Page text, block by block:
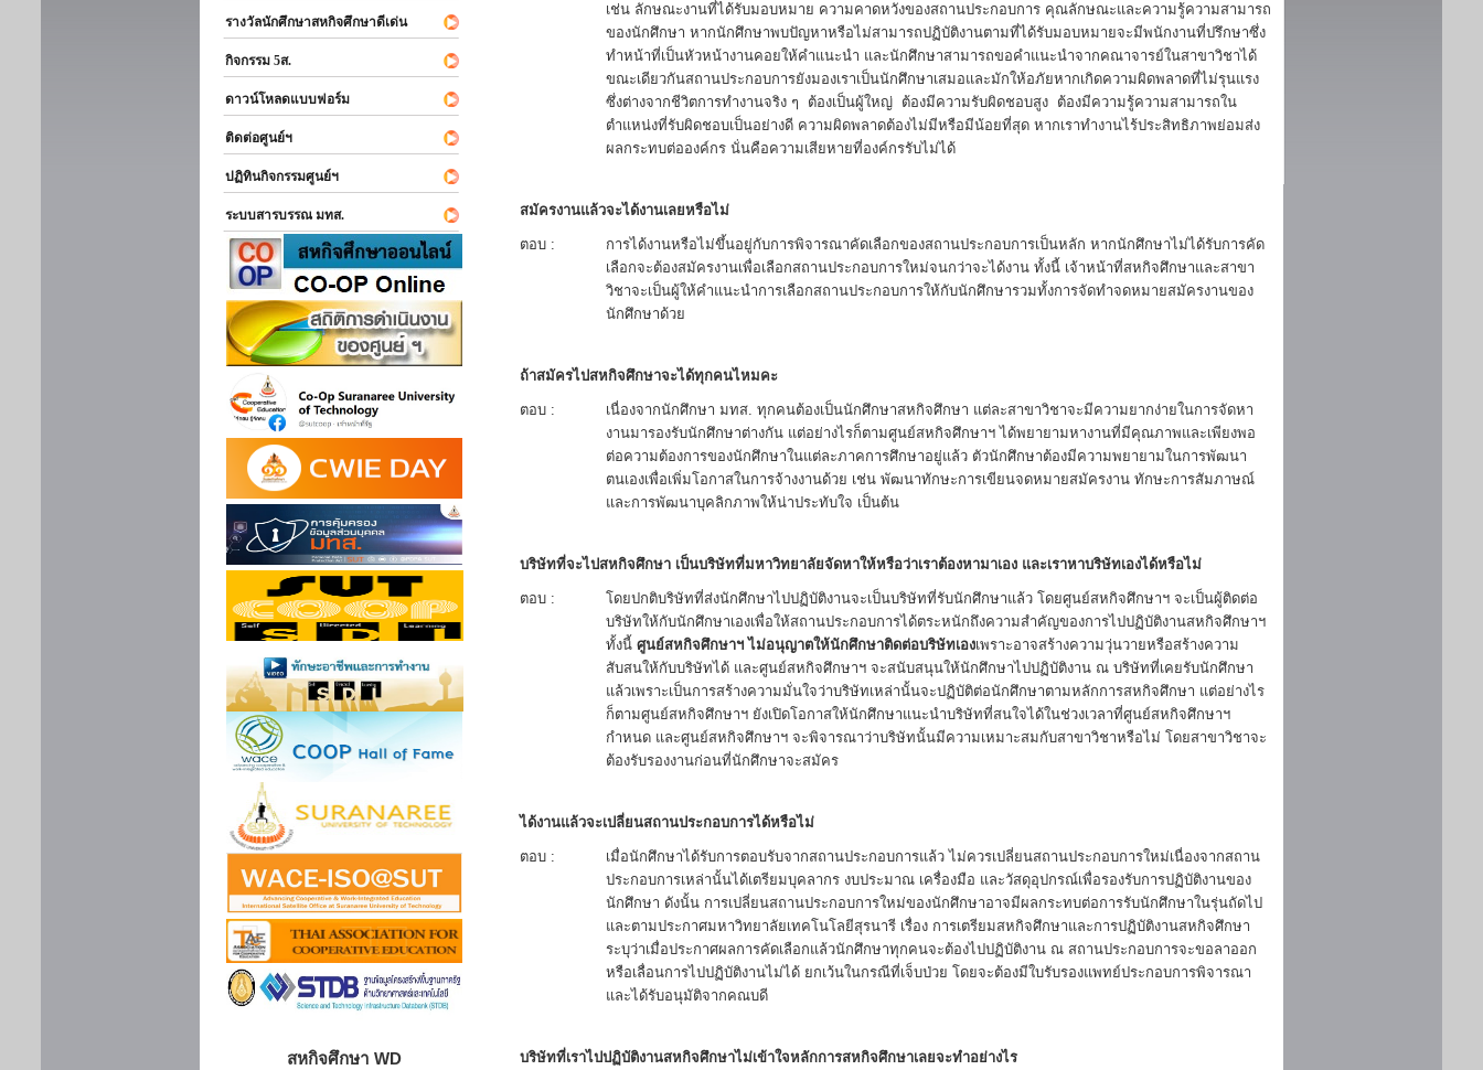
รางวัลนักศึกษาสหกิจศึกษาดีเด่น
กิจกรรม 5ส.
ดาวน์โหลดแบบฟอร์ม
ติดต่อศูนย์ฯ
ปฏิทินกิจกรรมศูนย์ฯ
ระบบสารบรรณ มทส.
สหกิจศึกษา WD
เช่น ลักษณะงานที่ได้รับมอบหมาย ความคาดหวังของสถานประกอบการ คุณลักษณะและความรู้ความสามารถ
ของนักศึกษา หากนักศึกษาพบปัญหาหรือไม่สามารถปฏิบัติงานตามที่ได้รับมอบหมายจะมีพนักงานที่ปรึกษาซึ่ง
ทำหน้าที่เป็นหัวหน้างานคอยให้คำแนะนำ และนักศึกษาสามารถขอคำแนะนำจากคณาจารย์ในสาขาวิชาได้
ขณะเดียวกันสถานประกอบการยังมองเราเป็นนักศึกษาเสมอและมักให้อภัยหากเกิดความผิดพลาดที่ไม่รุนแรง
ซึ่งต่างจากชีวิตการทำงานจริง ๆ ต้องเป็นผู้ใหญ่ ต้องมีความรับผิดชอบสูง ต้องมีความรู้ความสามารถใน
ตำแหน่งที่รับผิดชอบเป็นอย่างดี ความผิดพลาดต้องไม่มีหรือมีน้อยที่สุด หากเราทำงานไร้ประสิทธิภาพย่อมส่ง
ผลกระทบต่อองค์กร นั่นคือความเสียหายที่องค์กรรับไม่ได้
สมัครงานแล้วจะได้งานเลยหรือไม่
ตอบ :
การได้งานหรือไม่ขึ้นอยู่กับการพิจารณาคัดเลือกของสถานประกอบการเป็นหลัก หากนักศึกษาไม่ได้รับการคัด
เลือกจะต้องสมัครงานเพื่อเลือกสถานประกอบการใหม่จนกว่าจะได้งาน ทั้งนี้ เจ้าหน้าที่สหกิจศึกษาและสาขา
วิชาจะเป็นผู้ให้คำแนะนำการเลือกสถานประกอบการให้กับนักศึกษารวมทั้งการจัดทำจดหมายสมัครงานของ
นักศึกษาด้วย
ถ้าสมัครไปสหกิจศึกษาจะได้ทุกคนไหมคะ
ตอบ :
เนื่องจากนักศึกษา มทส. ทุกคนต้องเป็นนักศึกษาสหกิจศึกษา แต่ละสาขาวิชาจะมีความยากง่ายในการจัดหา
งานมารองรับนักศึกษาต่างกัน แต่อย่างไรก็ตามศูนย์สหกิจศึกษาฯ ได้พยายามหางานที่มีคุณภาพและเพียงพอ
ต่อความต้องการของนักศึกษาในแต่ละภาคการศึกษาอยู่แล้ว ตัวนักศึกษาต้องมีความพยายามในการพัฒนา
ตนเองเพื่อเพิ่มโอกาสในการจ้างงานด้วย เช่น พัฒนาทักษะการเขียนจดหมายสมัครงาน ทักษะการสัมภาษณ์
และการพัฒนาบุคลิกภาพให้น่าประทับใจ เป็นต้น
บริษัทที่จะไปสหกิจศึกษา เป็นบริษัทที่มหาวิทยาลัยจัดหาให้หรือว่าเราต้องหามาเอง และเราหาบริษัทเองได้หรือไม่
ตอบ :
โดยปกติบริษัทที่ส่งนักศึกษาไปปฏิบัติงานจะเป็นบริษัทที่รับนักศึกษาแล้ว โดยศูนย์สหกิจศึกษาฯ จะเป็นผู้ติดต่อ
บริษัทให้กับนักศึกษาเองเพื่อให้สถานประกอบการได้ตระหนักถึงความสำคัญของการไปปฏิบัติงานสหกิจศึกษาฯ
ทั้งนี้ ศูนย์สหกิจศึกษาฯ ไม่อนุญาตให้นักศึกษาติดต่อบริษัทเองเพราะอาจสร้างความวุ่นวายหรือสร้างความ
สับสนให้กับบริษัทได้ และศูนย์สหกิจศึกษาฯ จะสนับสนุนให้นักศึกษาไปปฏิบัติงาน ณ บริษัทที่เคยรับนักศึกษา
แล้วเพราะเป็นการสร้างความมั่นใจว่าบริษัทเหล่านั้นจะปฏิบัติต่อนักศึกษาตามหลักการสหกิจศึกษา แต่อย่างไร
ก็ตามศูนย์สหกิจศึกษาฯ ยังเปิดโอกาสให้นักศึกษาแนะนำบริษัทที่สนใจได้ในช่วงเวลาที่ศูนย์สหกิจศึกษาฯ
กำหนด และศูนย์สหกิจศึกษาฯ จะพิจารณาว่าบริษัทนั้นมีความเหมาะสมกับสาขาวิชาหรือไม่ โดยสาขาวิชาจะ
ต้องรับรองงานก่อนที่นักศึกษาจะสมัคร
ได้งานแล้วจะเปลี่ยนสถานประกอบการได้หรือไม่
ตอบ :
เมื่อนักศึกษาได้รับการตอบรับจากสถานประกอบการแล้ว ไม่ควรเปลี่ยนสถานประกอบการใหม่เนื่องจากสถาน
ประกอบการเหล่านั้นได้เตรียมบุคลากร งบประมาณ เครื่องมือ และวัสดุอุปกรณ์เพื่อรองรับการปฏิบัติงานของ
นักศึกษา ดังนั้น การเปลี่ยนสถานประกอบการใหม่ของนักศึกษาอาจมีผลกระทบต่อการรับนักศึกษาในรุ่นถัดไป
และตามประกาศมหาวิทยาลัยเทคโนโลยีสุรนารี เรื่อง การเตรียมสหกิจศึกษาและการปฏิบัติงานสหกิจศึกษา
ระบุว่าเมื่อประกาศผลการคัดเลือกแล้วนักศึกษาทุกคนจะต้องไปปฏิบัติงาน ณ สถานประกอบการจะขอลาออก
หรือเลื่อนการไปปฏิบัติงานไม่ได้ ยกเว้นในกรณีที่เจ็บป่วย โดยจะต้องมีใบรับรองแพทย์ประกอบการพิจารณา
และได้รับอนุมัติจากคณบดี
บริษัทที่เราไปปฏิบัติงานสหกิจศึกษาไม่เข้าใจหลักการสหกิจศึกษาเลยจะทำอย่างไร